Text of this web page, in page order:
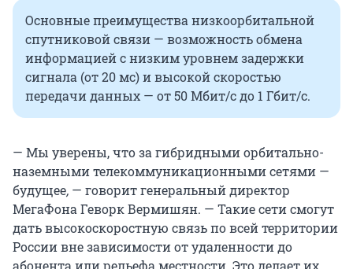
Основные преимущества низкоорбитальной
спутниковой связи — возможность обмена
информацией с низким уровнем задержки
сигнала (от 20 мс) и высокой скоростью
передачи данных — от 50 Мбит/с до 1 Гбит/с.
— Мы уверены, что за гибридными орбитально-
наземными телекоммуникационными сетями —
будущее, — говорит генеральный директор
МегаФона Геворк Вермишян. — Такие сети смогут
дать высокоскоростную связь по всей территории
России вне зависимости от удаленности до
абонента или рельефа местности. Это делает их